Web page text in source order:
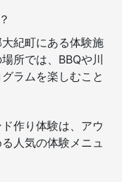
紀町にある体験施
所では、BBQや川
ラムを楽しむこと
作り体験は、アウ
人気の体験メニュ